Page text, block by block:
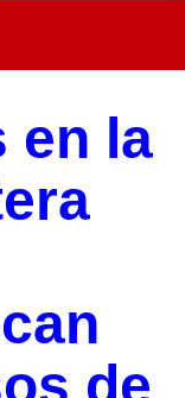
en la
de